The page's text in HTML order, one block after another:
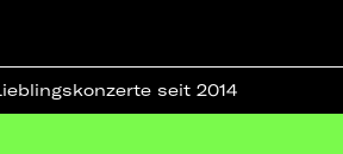
seit 2014